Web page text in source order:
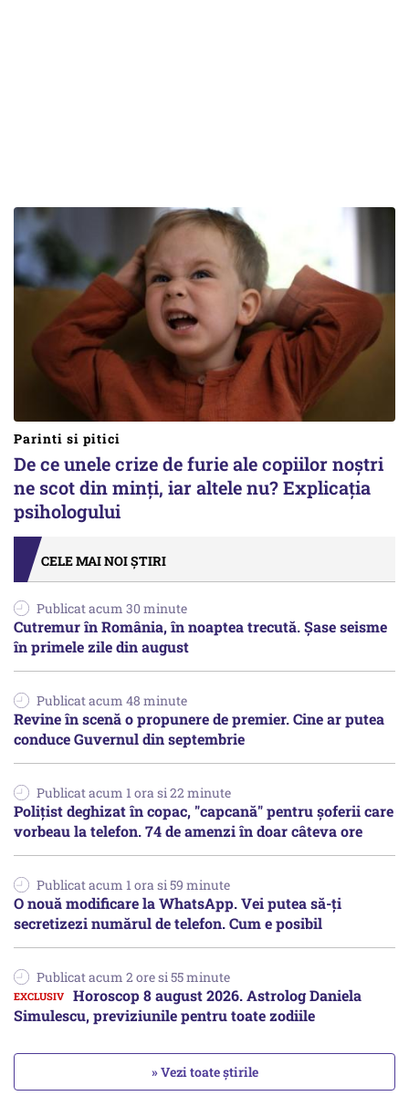
Parinti si pitici
De ce unele crize de furie ale copiilor noștri
ne scot din minți, iar altele nu? Explicația
psihologului
CELE MAI NOI ȘTIRI
Publicat acum 30 minute
Cutremur în România, în noaptea trecută. Șase seisme
în primele zile din august
Publicat acum 48 minute
Revine în scenă o propunere de premier. Cine ar putea
conduce Guvernul din septembrie
Publicat acum 1 ora si 22 minute
Polițist deghizat în copac, "capcană" pentru șoferii care
vorbeau la telefon. 74 de amenzi în doar câteva ore
Publicat acum 1 ora si 59 minute
O nouă modificare la WhatsApp. Vei putea să-ți
secretizezi numărul de telefon. Cum e posibil
Publicat acum 2 ore si 55 minute
Horoscop 8 august 2026. Astrolog Daniela
Simulescu, previziunile pentru toate zodiile
» Vezi toate știrile